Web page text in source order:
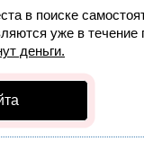
в поиске
уже в
деньги.